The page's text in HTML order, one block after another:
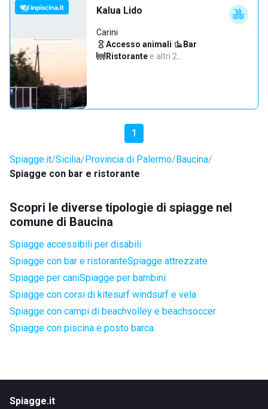
Kalua Lido
Carini
Accesso animali· Bar·
Ristorante·e altri 2…
1
Spiagge.it Sicilia Provincia di Palermo Baucina
Spiagge con bar e ristorante
Scopri le diverse tipologie di spiagge nel
comune di Baucina
Spiagge accessibili per disabili
Spiagge con bar e ristoranteSpiagge attrezzate
Spiagge per caniSpiagge per bambini
Spiagge con corsi di kitesurf windsurf e vela
Spiagge con campi di beachvolley e beachsoccer
Spiagge con piscina e posto barca
Spiagge.it